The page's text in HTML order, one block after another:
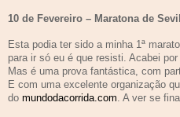
10 de Fevereiro – Maratona de
Esta podia ter sido a minha 1ª
para ir só eu é que resisti. Acabei
Mas é uma prova fantástica, com
E com uma excelente organização
do mundodacorrida.com. A ver se